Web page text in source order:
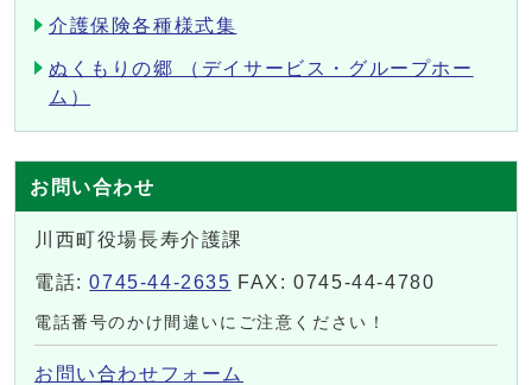
介護保険各種様式集
ぬくもりの郷 （デイサービス・グループホー
ム）
お問い合わせ
川西町役場長寿介護課
電話:0745-44-2635 FAX: 0745-44-4780
電話番号のかけ間違いにご注意ください！
お問い合わせフォーム